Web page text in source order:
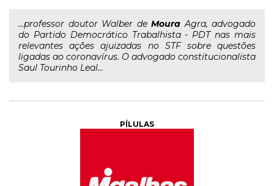
...professor doutor Walber de Moura Agra, advogado
do Partido Democrático Trabalhista - PDT nas mais
relevantes ações ajuizadas no STF sobre questões
ligadas ao coronavírus. O advogado constitucionalista
Saul Tourinho Leal...
PÍLULAS